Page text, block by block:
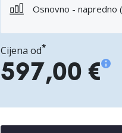
Osnovno - napredno
Cijena od*
597,00 €